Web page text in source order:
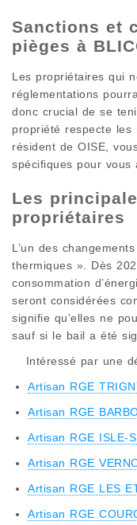
Sanctions et
pièges à
Les propriétaires qui
réglementations
donc crucial de se
propriété respecte les
résident de OISE,
spécifiques pour vous
Les
propriétaires
L’un des
thermiques ». Dès
consommation
seront considérées
signifie qu’elles ne
sauf si le bail a été
Intéressé par une
Artisan RGE
Artisan RGE
Artisan RGE ISLE-
Artisan RGE
Artisan RGE LES
Artisan RGE